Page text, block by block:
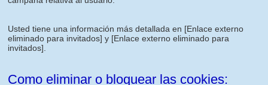
Usted tiene una información más detallada en [Enlace externo
eliminado para invitados] y [Enlace externo eliminado para
invitados]
Como eliminar o bloquear las cookies: